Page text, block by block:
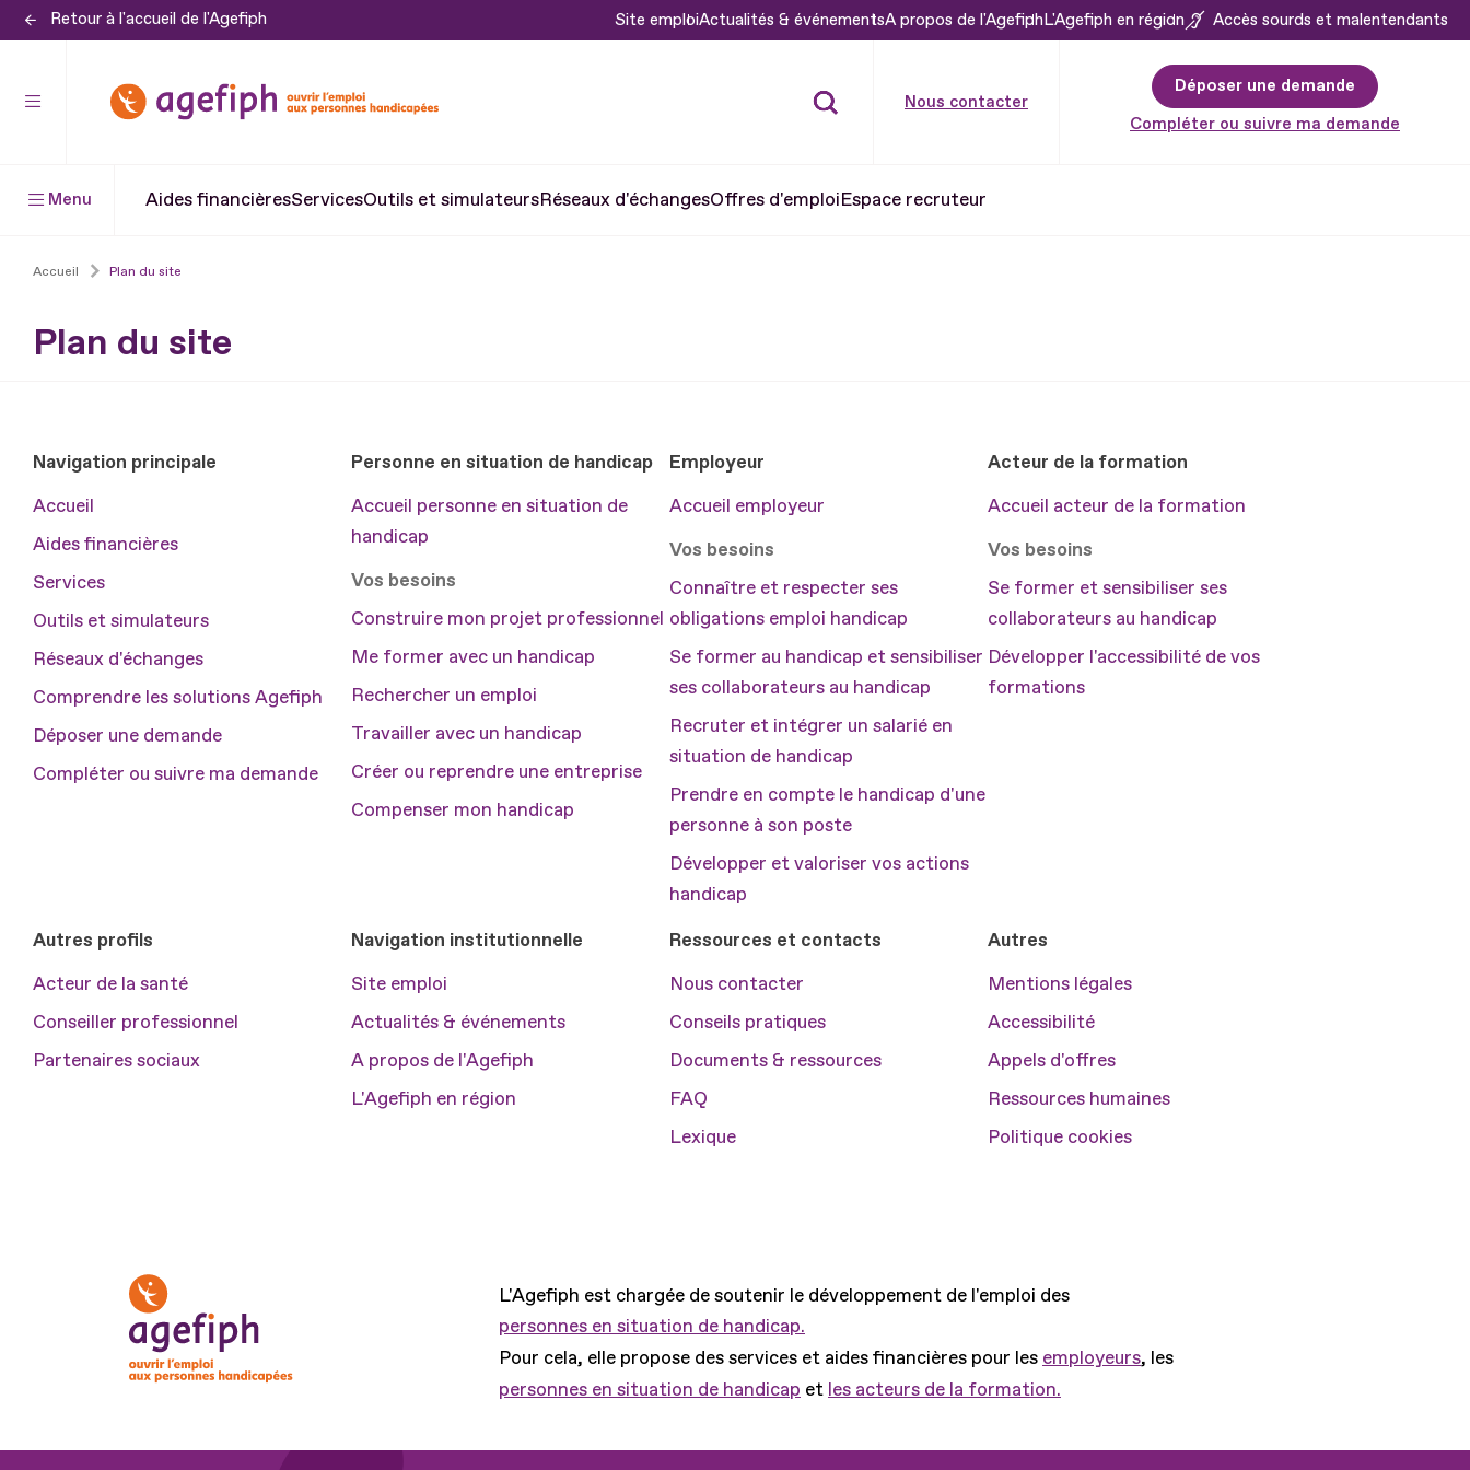
Aller
contenu
Retour à l'accueil de l'Agefiph Site emploiActualités & événementsA propos de l'AgefiphL'Agefiph en région Accès sourds et malentendants
Nous contacter
Déposer une demande
Compléter ou suivre ma demande
Menu Aides financièresServicesOutils et simulateursRéseaux d'échangesOffres d'emploiEspace recruteur
Accueil Plan du site
Plan du site
Navigation principale
Accueil
Aides financières
Services
Outils et simulateurs
Réseaux d'échanges
Comprendre les solutions Agefiph
Déposer une demande
Compléter ou suivre ma demande
Personne en situation de handicap
Accueil personne en situation de
handicap
Vos besoins
Construire mon projet professionnel
Me former avec un handicap
Rechercher un emploi
Travailler avec un handicap
Créer ou reprendre une entreprise
Compenser mon handicap
Employeur
Accueil employeur
Vos besoins
Connaître et respecter ses
obligations emploi handicap
Se former au handicap et sensibiliser
ses collaborateurs au handicap
Recruter et intégrer un salarié en
situation de handicap
Prendre en compte le handicap d'une
personne à son poste
Développer et valoriser vos actions
handicap
Acteur de la formation
Accueil acteur de la formation
Vos besoins
Se former et sensibiliser ses
collaborateurs au handicap
Développer l'accessibilité de vos
formations
Autres profils
Acteur de la santé
Conseiller professionnel
Partenaires sociaux
Navigation institutionnelle
Site emploi
Actualités & événements
A propos de l'Agefiph
L'Agefiph en région
Ressources et contacts
Nous contacter
Conseils pratiques
Documents & ressources
FAQ
Lexique
Autres
Mentions légales
Accessibilité
Appels d'offres
Ressources humaines
Politique cookies
L'Agefiph est chargée de soutenir le développement de l'emploi des
personnes en situation de handicap.
Pour cela, elle propose des services et aides financières pour les employeurs, les
personnes en situation de handicap et les acteurs de la formation.